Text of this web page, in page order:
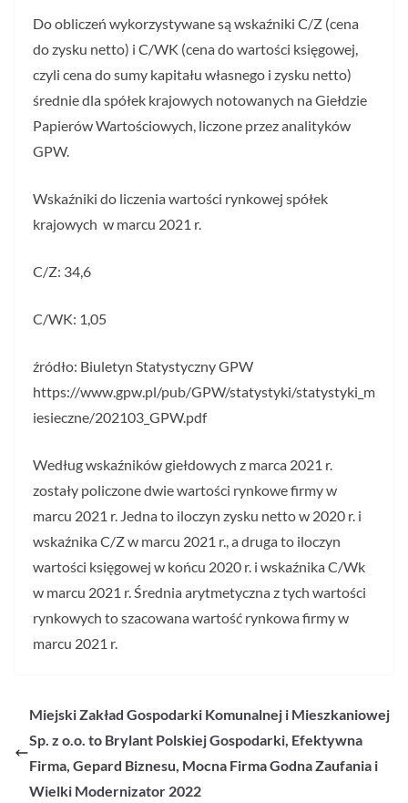
Do obliczeń wykorzystywane są wskaźniki C/Z (cena
do zysku netto) i C/WK (cena do wartości księgowej,
czyli cena do sumy kapitału własnego i zysku netto)
średnie dla spółek krajowych notowanych na Giełdzie
Papierów Wartościowych, liczone przez analityków
GPW.
Wskaźniki do liczenia wartości rynkowej spółek
krajowych w marcu 2021 r.
C/Z: 34,6
C/WK: 1,05
źródło: Biuletyn Statystyczny GPW
https://www.gpw.pl/pub/GPW/statystyki/statystyki_m
iesieczne/202103_GPW.pdf
Według wskaźników giełdowych z marca 2021 r.
zostały policzone dwie wartości rynkowe firmy w
marcu 2021 r. Jedna to iloczyn zysku netto w 2020 r. i
wskaźnika C/Z w marcu 2021 r., a druga to iloczyn
wartości księgowej w końcu 2020 r. i wskaźnika C/Wk
w marcu 2021 r. Średnia arytmetyczna z tych wartości
rynkowych to szacowana wartość rynkowa firmy w
marcu 2021 r.
Miejski Zakład Gospodarki Komunalnej i Mieszkaniowej
Sp. z o.o. to Brylant Polskiej Gospodarki, Efektywna
Firma, Gepard Biznesu, Mocna Firma Godna Zaufania i
Wielki Modernizator 2022